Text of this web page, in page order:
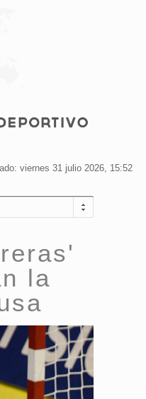
viernes 31 julio 2026, 15:52
la